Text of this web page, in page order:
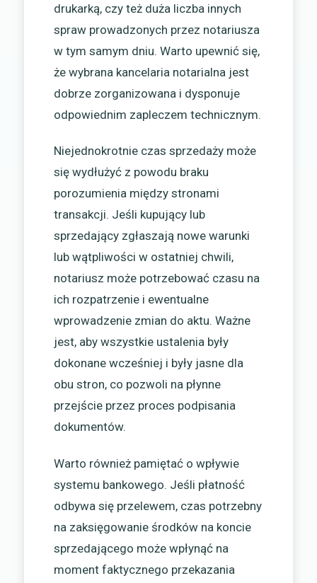
drukarką, czy też duża liczba innych
spraw prowadzonych przez notariusza
w tym samym dniu. Warto upewnić się,
że wybrana kancelaria notarialna jest
dobrze zorganizowana i dysponuje
odpowiednim zapleczem technicznym.
Niejednokrotnie czas sprzedaży może
się wydłużyć z powodu braku
porozumienia między stronami
transakcji. Jeśli kupujący lub
sprzedający zgłaszają nowe warunki
lub wątpliwości w ostatniej chwili,
notariusz może potrzebować czasu na
ich rozpatrzenie i ewentualne
wprowadzenie zmian do aktu. Ważne
jest, aby wszystkie ustalenia były
dokonane wcześniej i były jasne dla
obu stron, co pozwoli na płynne
przejście przez proces podpisania
dokumentów.
Warto również pamiętać o wpływie
systemu bankowego. Jeśli płatność
odbywa się przelewem, czas potrzebny
na zaksięgowanie środków na koncie
sprzedającego może wpłynąć na
moment faktycznego przekazania